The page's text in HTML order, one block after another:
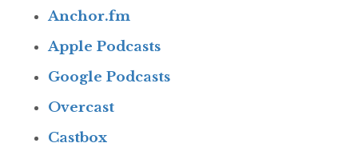
Anchor.fm
Apple Podcasts
Google Podcasts
Overcast
Castbox